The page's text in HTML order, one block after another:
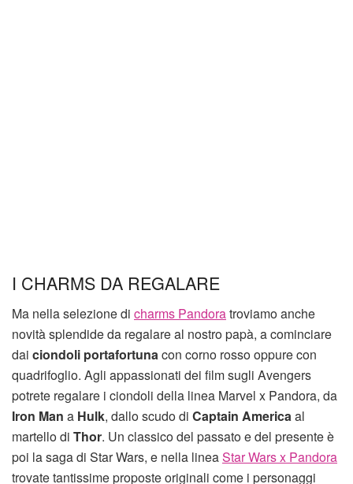
I CHARMS DA REGALARE
Ma nella selezione di charms Pandoratroviamo anche
novità splendide da regalare al nostro papà, a cominciare
dai ciondoli portafortunacon corno rosso oppure con
quadrifoglio. Agli appassionati dei film sugli Avengers
potrete regalare i ciondoli della linea Marvel x Pandora, da
Iron Man a Hulk, dallo scudo di Captain Americaal
martello di Thor. Un classico del passato e del presente è
poi la saga di Star Wars, e nella lineaStar Wars x Pandora
trovate tantissime proposte originali come i personaggi